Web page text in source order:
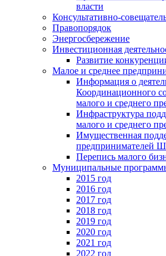
власти
Консультативно-
Правопорядок
Энергосбережение
Инвестиционная
Развитие
Малое и среднее
Информация о
Координационного
малого и среднего
Инфраструктура
малого и среднего
Имущественная
предпринимателей
Перепись малого
Муниципальные
2015 год
2016 год
2017 год
2018 год
2019 год
2020 год
2021 год
2022 год